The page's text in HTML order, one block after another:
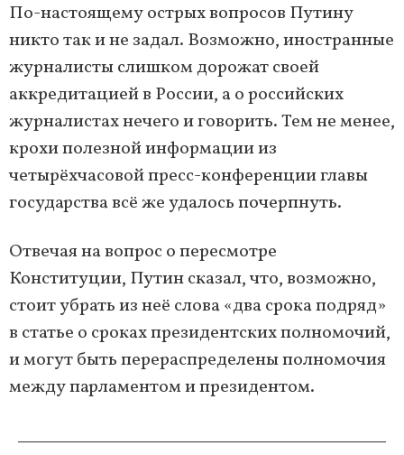
По-настоящему острых вопросов Путину
никто так и не задал. Возможно, иностранные
журналисты слишком дорожат своей
аккредитацией в России, а о российских
журналистах нечего и говорить. Тем не менее,
крохи полезной информации из
четырёхчасовой пресс-конференции главы
государства всё же удалось почерпнуть.
Отвечая на вопрос о пересмотре
Конституции, Путин сказал, что, возможно,
стоит убрать из неё слова «два срока подряд»
в статье о сроках президентских полномочий,
и могут быть перераспределены полномочия
между парламентом и президентом.